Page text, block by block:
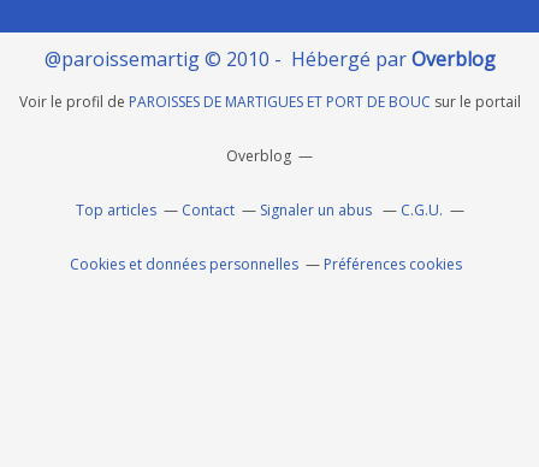
@paroissemartig © 2010 - Hébergé parOverblog
Voir le profil de PAROISSES DE MARTIGUES ET PORT DE BOUC sur le portail
Overblog
Top articles Contact Signaler un abus C.G.U.
Cookies et données personnelles Préférences cookies